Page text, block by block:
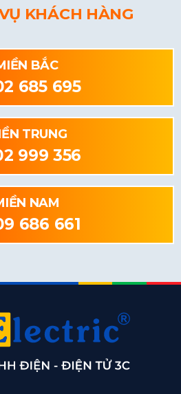
KHÁCH HÀNG
BẮC
685 695
TRUNG
999 356
NAM
686 661